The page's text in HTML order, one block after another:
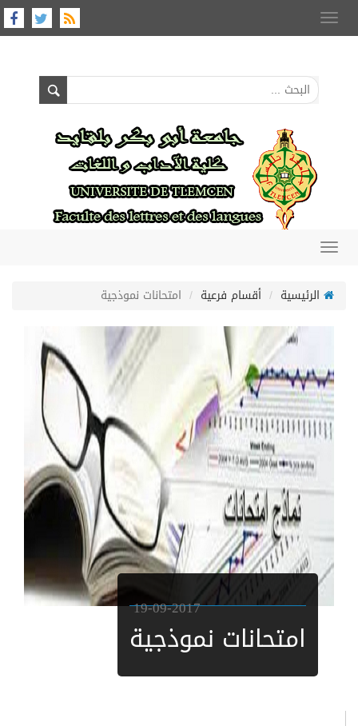
Toggle
navigation
Toggle
الرئيسية
أقسام فرعية امتحانات نموذجية
19-09-2017
امتحانات نموذجية